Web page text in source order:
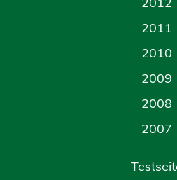
2011
2010
2009
2008
2007